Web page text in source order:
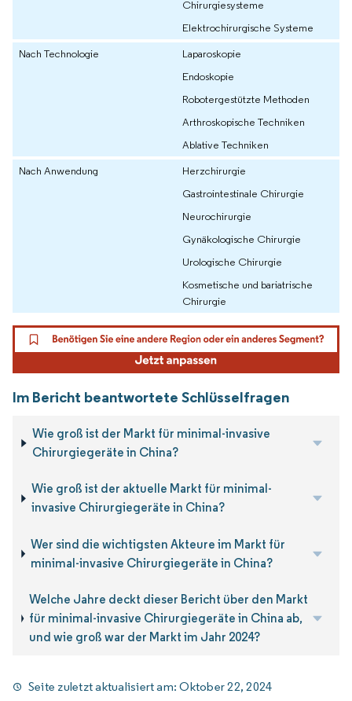
Chirurgiesysteme
Elektrochirurgische Systeme
Nach Technologie
Laparoskopie
Endoskopie
Robotergestützte Methoden
Arthroskopische Techniken
Ablative Techniken
Nach Anwendung
Herzchirurgie
Gastrointestinale Chirurgie
Neurochirurgie
Gynäkologische Chirurgie
Urologische Chirurgie
Kosmetische und bariatrische
Chirurgie
Im Bericht beantwortete Schlüsselfragen
Wie groß ist der Markt für minimal-invasive
Chirurgiegeräte in China?
Wie groß ist der aktuelle Markt für minimal-
invasive Chirurgiegeräte in China?
Wer sind die wichtigsten Akteure im Markt für
minimal-invasive Chirurgiegeräte in China?
Welche Jahre deckt dieser Bericht über den Markt
für minimal-invasive Chirurgiegeräte in China ab,
und wie groß war der Markt im Jahr 2024?
Seite zuletzt aktualisiert am:Oktober 22, 2024